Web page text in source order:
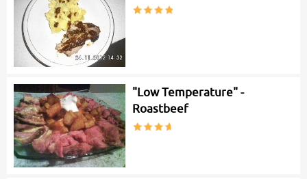
"Low Temperature" -
Roastbeef